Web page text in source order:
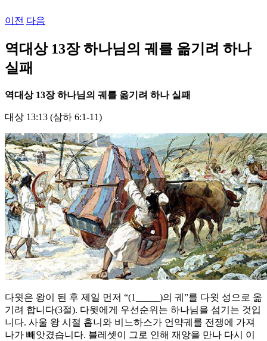
이전 다음
역대상 13장 하나님의 궤를 옮기려 하나
실패
역대상 13장 하나님의 궤를 옮기려 하나 실패
대상 13:13 (삼하 6:1-11)
다윗은 왕이 된 후 제일 먼저 “(1_____)의 궤”를 다윗 성으로 옮
기려 합니다(3절). 다윗에게 우선순위는 하나님을 섬기는 것입
니다. 사울 왕 시절 홉니와 비느하스가 언약궤를 전쟁에 가져
나가 빼앗겼습니다. 블레셋이 그로 인해 재앙을 만나 다시 이